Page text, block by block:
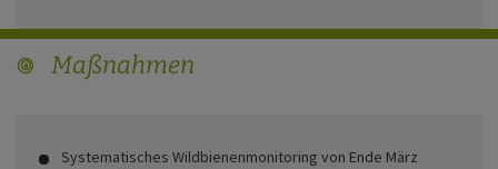
target Maßnahmen
Systematisches Wildbienenmonitoring von Ende März